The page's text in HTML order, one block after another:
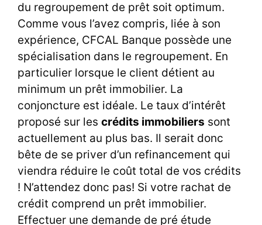
du regroupement de prêt soit optimum.
Comme vous l’avez compris, liée à son
expérience, CFCAL Banque possède une
spécialisation dans le regroupement. En
particulier lorsque le client détient au
minimum un prêt immobilier. La
conjoncture est idéale. Le taux d’intérêt
proposé sur les crédits immobiliers sont
actuellement au plus bas. Il serait donc
bête de se priver d’un refinancement qui
viendra réduire le coût total de vos crédits
! N’attendez donc pas! Si votre rachat de
crédit comprend un prêt immobilier.
Effectuer une demande de pré étude